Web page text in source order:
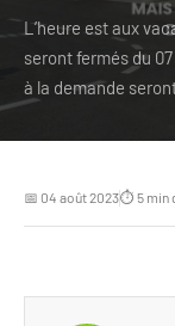
L’heure est aux
seront fermés du
à la demande
📅 04 août 2023⏱ 5 min